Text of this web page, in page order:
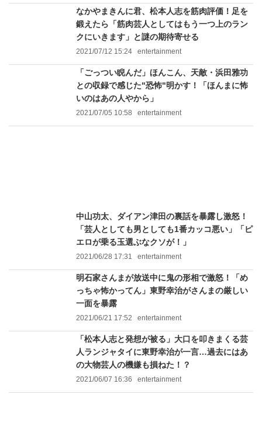
なかやまきんに君、松本人志を筋肉評価！足を
鍛えたら「筋肉芸人としてはもう一つ上のラン
クにいきます」と謎の期待寄せる
2021/07/12 15:24 entertainment
「ごっつい睨んだ」ほんこん、天敵・浜田雅功
との収録で感じた"恐怖"明かす！「ほんまに怖
いのはあの人やから」
2021/07/05 10:58 entertainment
中山功太、ダイアン津田の裏話を暴露し激怒！
「芸人としても男としても1番カッコ悪い」「ピ
エロが乗る玉選ぶなクソが！」
2021/06/28 17:31 entertainment
明石家さんまが放送中に鬼の形相で激怒！「め
っちゃ怖かってん」東野幸治がさんまの厳しい
一面を暴露
2021/06/21 17:52 entertainment
「松本人志と発想が被る」大口を叩きまくる芸
人ランジャタイに東野幸治が一言…過去にはあ
の大物芸人の機嫌も損ねた！？
2021/06/07 16:36 entertainment